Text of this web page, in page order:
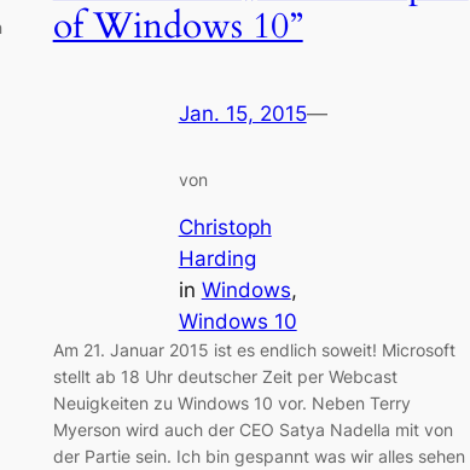
of Windows 10”
Jan. 15, 2015—
von
Christoph
Harding
in Windows
Windows 10
Am 21. Januar 2015 ist es endlich soweit! Microsoft
stellt ab 18 Uhr deutscher Zeit per Webcast
Neuigkeiten zu Windows 10 vor. Neben Terry
Myerson wird auch der CEO Satya Nadella mit von
der Partie sein. Ich bin gespannt was wir alles sehen